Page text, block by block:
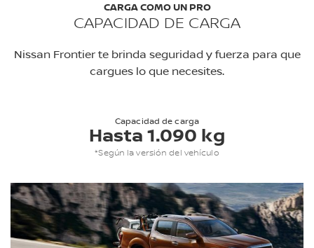
CARGA COMO UN PRO
CAPACIDAD DE CARGA
Nissan Frontier te brinda seguridad y fuerza para que
cargues lo que necesites.
Capacidad de carga
Hasta 1.090 kg
*Según la versión del vehículo